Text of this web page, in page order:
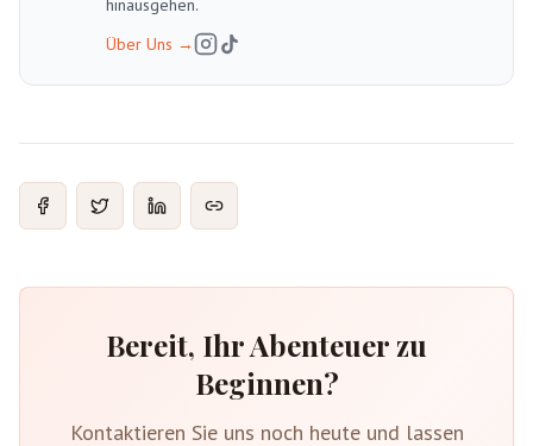
hinausgehen.
Über Uns →
Bereit, Ihr Abenteuer zu
Beginnen?
Kontaktieren Sie uns noch heute und lassen